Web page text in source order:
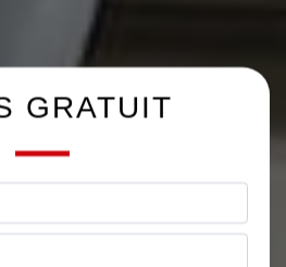
GRATUIT